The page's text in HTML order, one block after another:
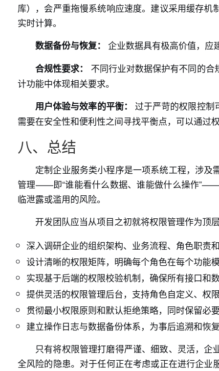
库），会严重拖慢系统响应速度。建议采用缓存
实时计算。
数据备份与恢复：
企业数据具有极高价值，应
合规性要求：
不同行业对数据保护有不同的
计功能中体现相关要求。
用户体验与效率的平衡：
过于严苛的权限控制
需要在安全性和便利性之间寻找平衡点，可以通过
八、总结
定制企业服务类小程序是一项系统工程，涉
管理——即“谁能看什么数据、谁能做什么操作
临泄露或滥用的风险。
开发团队应当从项目之初就将权限管理作为顶
深入调研企业的组织架构、业务流程、角色职责
设计清晰的权限矩阵，明确每个角色在每个功能
实现基于后端的权限校验机制，确保所有接口和
提供灵活的权限管理后台，支持角色自定义、权
贯彻最小权限原则和默认拒绝策略，同时保留必
建立操作日志与数据备份体系，为事后追溯和恢
只有将权限管理打磨得严谨、细致、灵活，
全风险的隐患。对于任何正在考虑或正在进行企